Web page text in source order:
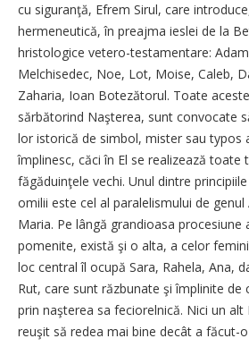
cu siguranţă, Efrem Sirul, care
hermeneutică, în preajma ieslei de la
hristologice vetero-testamentare:
Melchisedec, Noe, Lot, Moise, Caleb,
Zaharia, Ioan Botezătorul. Toate
sărbătorind Naşterea, sunt convocate
lor istorică de simbol, mister sau typos
împlinesc, căci în El se realizează toate
făgăduinţele vechi. Unul dintre
omilii este cel al paralelismului de
Maria. Pe lângă grandioasa
pomenite, există şi o alta, a celor
loc central îl ocupă Sara, Rahela, Ana,
Rut, care sunt răzbunate şi împlinite de
prin naşterea sa feciorelnică. Nici un alt
reuşit să redea mai bine decât a făcut-